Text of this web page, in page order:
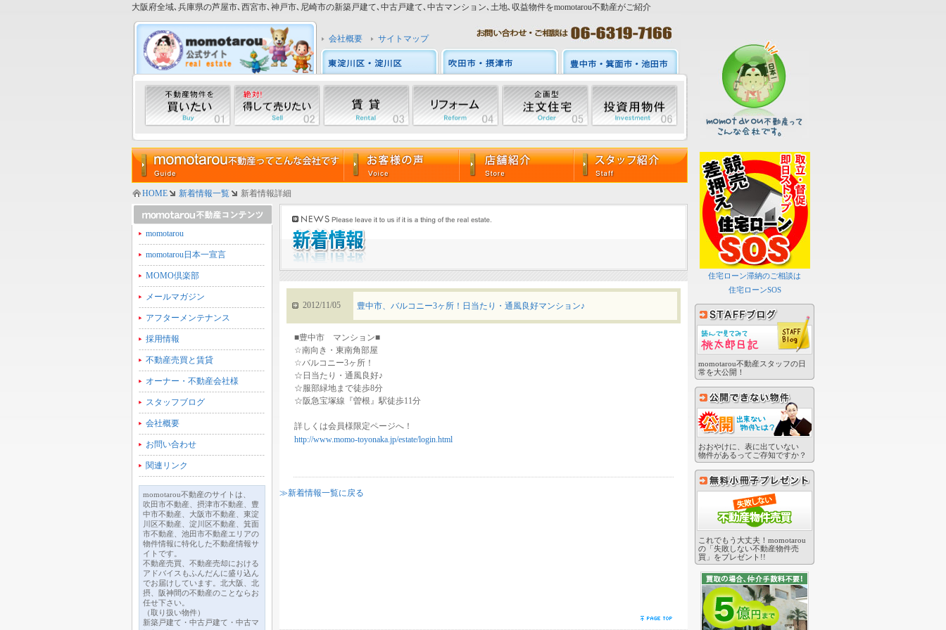
大阪府全域､兵庫県の芦屋市､西宮市､神戸市､尼崎市の新築戸建て､中古戸建て､中古マンション､土地､収益物件をmomotarou不動産がご紹介
会社概要 サイトマップ
住宅ローン滞納のご相談は
住宅ローンSOS
momotarou不動産スタッフの日
常を大公開！
おおやけに、表に出ていない
物件があるってご存知ですか？
これでもう大丈夫！momotarou
の「失敗しない不動産物件売
買」をプレゼント!!
HOME 新着情報一覧 新着情報詳細
momotarou
momotarou日本一宣言
MOMO倶楽部
メールマガジン
アフターメンテナンス
採用情報
不動産売買と賃貸
オーナー・不動産会社様
スタッフブログ
会社概要
お問い合わせ
関連リンク
momotarou不動産のサイトは、
吹田市不動産、摂津市不動産、豊
中市不動産、大阪市不動産、東淀
川区不動産、淀川区不動産、箕面
市不動産、池田市不動産エリアの
物件情報に特化した不動産情報サ
イトです。
不動産売買、不動産売却における
アドバイスもふんだんに盛り込ん
でお届けしています。北大阪、北
摂、阪神間の不動産のことならお
任せ下さい。
（取り扱い物件）
新築戸建て・中古戸建て・中古マ
2012/11/05 豊中市、バルコニー3ヶ所！日当たり・通風良好マンション♪
■豊中市 マンション■
☆南向き・東南角部屋
☆バルコニー3ヶ所！
☆日当たり・通風良好♪
☆服部緑地まで徒歩8分
☆阪急宝塚線『曽根』駅徒歩11分
詳しくは会員様限定ページへ！
http://www.momo-toyonaka.jp/estate/login.html
≫新着情報一覧に戻る